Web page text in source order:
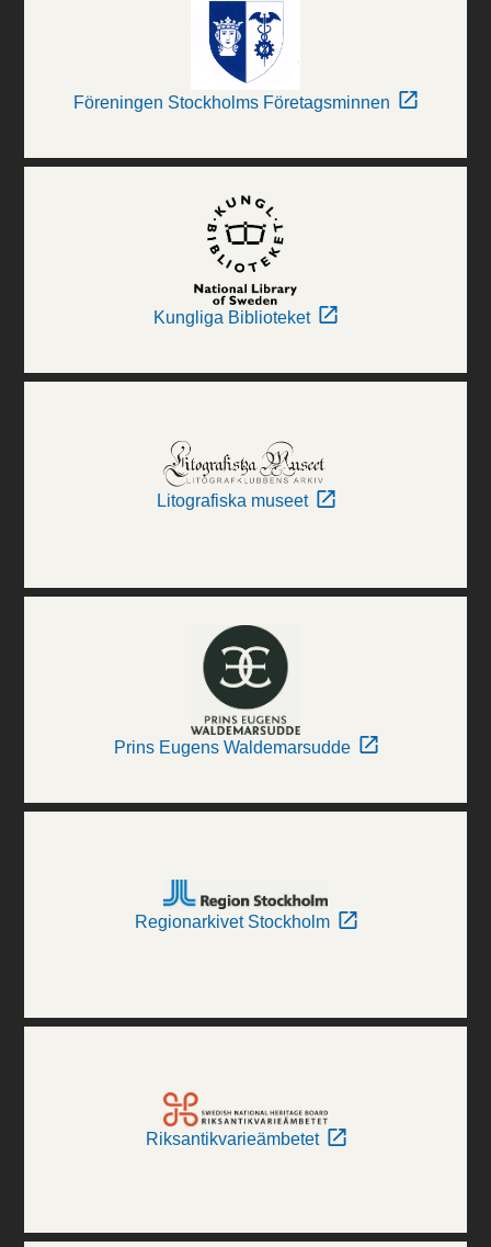
Föreningen Stockholms Företagsminnen
Kungliga Biblioteket
Litografiska museet
Prins Eugens Waldemarsudde
Regionarkivet Stockholm
Riksantikvarieämbetet